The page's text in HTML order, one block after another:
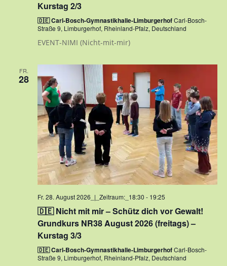
Kurstag 2/3
🇩🇪 Carl-Bosch-Gymnastikhalle-LimburgerhofCarl-Bosch-
Straße 9, Limburgerhof, Rheinland-Pfalz, Deutschland
EVENT-NIMI (Nicht-mit-mir)
FR.
28
Fr. 28. August 2026_|_Zeitraum:_18:30 - 19:25
🇩🇪 Nicht mit mir – Schütz dich vor Gewalt!
Grundkurs NR38 August 2026 (freitags) –
Kurstag 3/3
🇩🇪 Carl-Bosch-Gymnastikhalle-LimburgerhofCarl-Bosch-
Straße 9, Limburgerhof, Rheinland-Pfalz, Deutschland